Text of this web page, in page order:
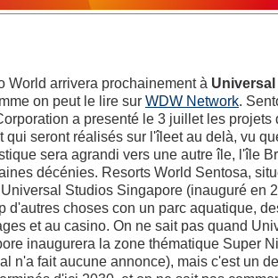
World arrivera prochainement à
on peut le lire sur WDW Network.
a presenté le 3 juillet les projets
qui seront réalisés sur l'îleet au delà, vu
sera agrandi vers une autre île, l'île
décénies. Resorts World Sentosa,
Studios Singapore (inauguré en
d'autres choses con un parc aquatique,
et au casino. On ne sait pas quand
inaugurera la zone thématique Super
n'a fait aucune annonce), mais c'est un